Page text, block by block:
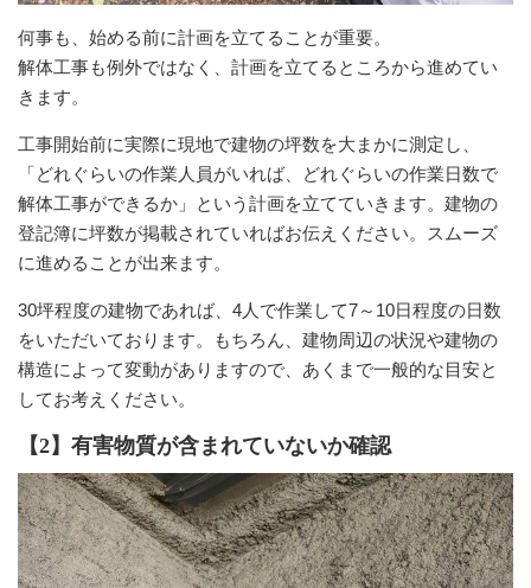
何事も、始める前に計画を立てることが重要。
解体工事も例外ではなく、計画を立てるところから進めてい
きます。
工事開始前に実際に現地で建物の坪数を大まかに測定し、
「どれぐらいの作業人員がいれば、どれぐらいの作業日数で
解体工事ができるか」という計画を立てていきます。建物の
登記簿に坪数が掲載されていればお伝えください。スムーズ
に進めることが出来ます。
30坪程度の建物であれば、4人で作業して7～10日程度の日数
をいただいております。もちろん、建物周辺の状況や建物の
構造によって変動がありますので、あくまで一般的な目安と
してお考えください。
【2】有害物質が含まれていないか確認